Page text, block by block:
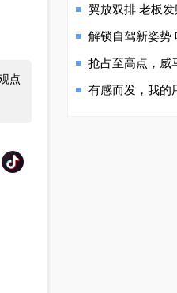
点
翼放双排 老板发
解锁自驾新姿势
抢占至高点，威马汽
有感而发，我的